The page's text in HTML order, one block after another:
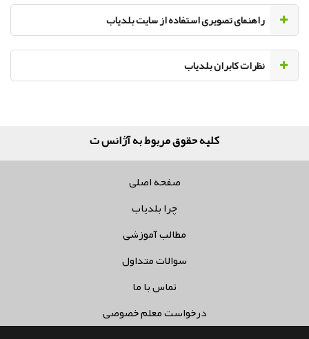
راهنمای تصویری استفاده از سایت بلدیاب
نظرات کابران بلدیاب
کلیه حقوق مربوط به آژانس تبلیغا
صفحه اصلی
چرا بلدیاب
مطالب آموزشی
سوالات متداول
تماس با ما
درخواست معلم خصوصی